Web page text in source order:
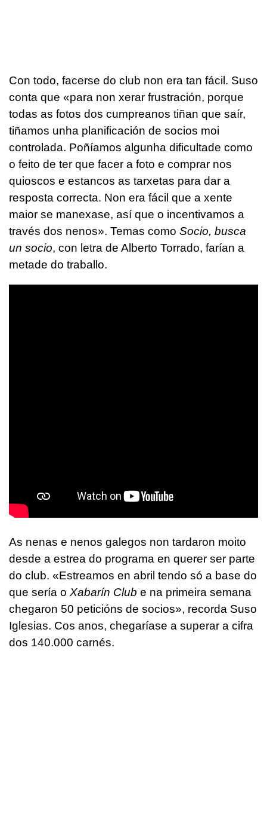
Con todo, facerse do club non era tan fácil. Suso
conta que «para non xerar frustración, porque
todas as fotos dos cumpreanos tiñan que saír,
tiñamos unha planificación de socios moi
controlada. Poñíamos algunha dificultade como
o feito de ter que facer a foto e comprar nos
quioscos e estancos as tarxetas para dar a
resposta correcta. Non era fácil que a xente
maior se manexase, así que o incentivamos a
través dos nenos». Temas como Socio, busca
un socio, con letra de Alberto Torrado, farían a
metade do traballo.
As nenas e nenos galegos non tardaron moito
desde a estrea do programa en querer ser parte
do club. «Estreamos en abril tendo só a base do
que sería o Xabarín Club e na primeira semana
chegaron 50 peticións de socios», recorda Suso
Iglesias. Cos anos, chegaríase a superar a cifra
dos 140.000 carnés.